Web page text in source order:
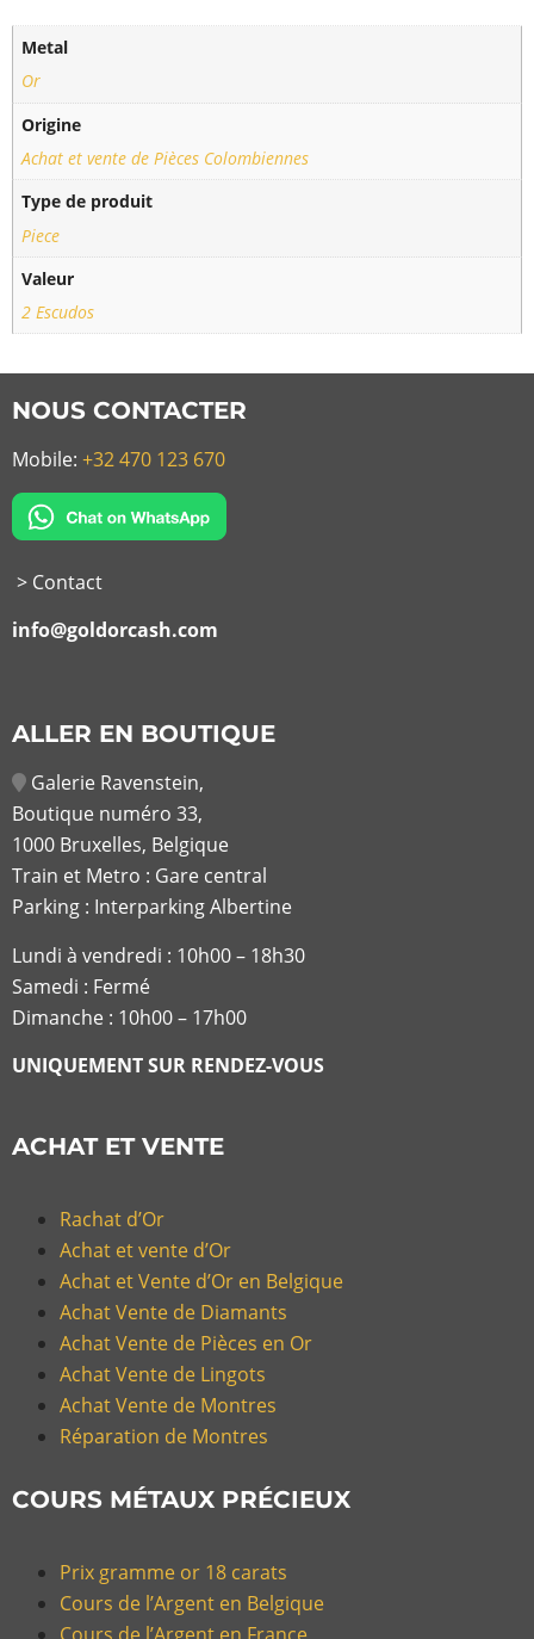
Metal
Or
Origine
Achat et vente de Pièces Colombiennes
Type de produit
Piece
Valeur
2 Escudos
NOUS CONTACTER
Mobile: +32 470 123 670
> Contact
info@goldorcash.com
ALLER EN BOUTIQUE
Galerie Ravenstein,
Boutique numéro 33,
1000 Bruxelles, Belgique
Train et Metro : Gare central
Parking : Interparking Albertine
Lundi à vendredi : 10h00 – 18h30
Samedi : Fermé
Dimanche : 10h00 – 17h00
UNIQUEMENT SUR RENDEZ-VOUS
ACHAT ET VENTE
Rachat d’Or
Achat et vente d’Or
Achat et Vente d’Or en Belgique
Achat Vente de Diamants
Achat Vente de Pièces en Or
Achat Vente de Lingots
Achat Vente de Montres
Réparation de Montres
COURS MÉTAUX PRÉCIEUX
Prix gramme or 18 carats
Cours de l’Argent en Belgique
Cours de l’Argent en France